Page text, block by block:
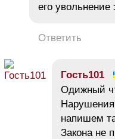
его увольнение
Ответить
Гость101
Одижный
напишем
Закона не